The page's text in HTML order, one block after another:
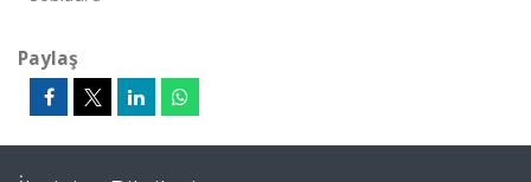
Paylaş